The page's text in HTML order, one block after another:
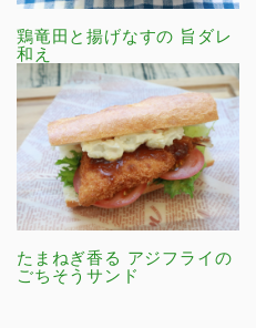
鶏竜田と揚げなすの 旨ダレ
和え
たまねぎ香る アジフライの
ごちそうサンド